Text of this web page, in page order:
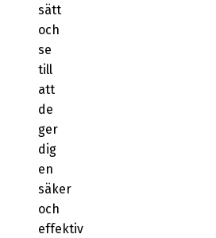
sätt
och
se
till
att
de
ger
dig
en
säker
och
effektiv